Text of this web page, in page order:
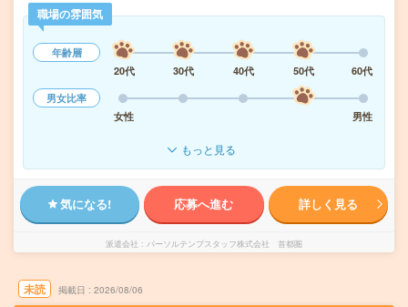
職場の雰囲気
年齢層
20代
30代 40代 50代
60代
男女比率
女性
男性
もっと見る
気になる! 応募へ進む 詳しく見る
派遣会社 パーソルテンプスタッフ株式会社 首都圏
未読 掲載日 2026/08/06